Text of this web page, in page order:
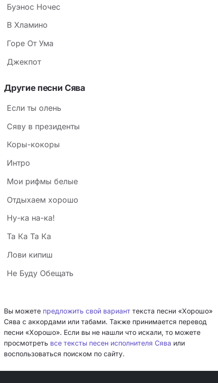
Буэнос Ночес
В Хламино
Горе От Ума
Джекпот
Другие песни Сява
Если ты олень
Сяву в президенты
Коры-кокоры
Интро
Мои рифмы белые
Отдыхаем хорошо
Ну-ка на-ка!
Та Ка Та Ка
Лови кипиш
Не Буду Обещать
Вы можете предложить свой вариант текста песни «Хорошо»
Сява с аккордами или табами. Также принимается перевод
песни «Хорошо». Если вы не нашли что искали, то можете
просмотреть все тексты песен исполнителя Сява или
воспользоваться поиском по сайту.